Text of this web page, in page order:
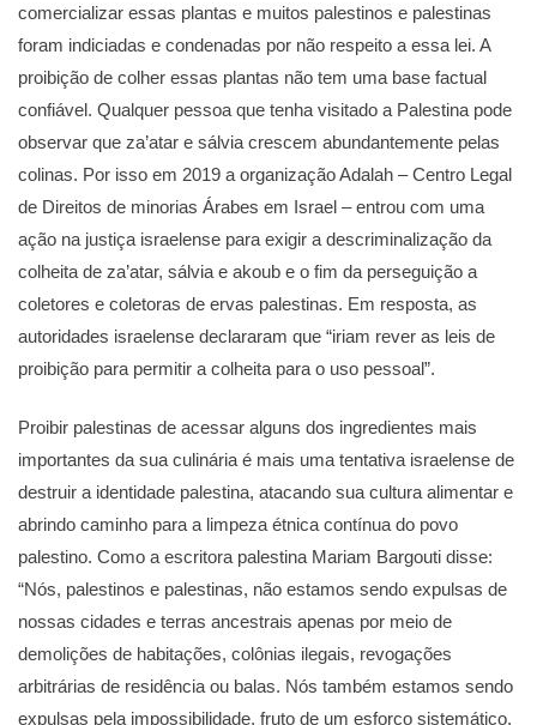
comercializar essas plantas e muitos palestinos e palestinas
foram indiciadas e condenadas por não respeito a essa lei. A
proibição de colher essas plantas não tem uma base factual
confiável. Qualquer pessoa que tenha visitado a Palestina pode
observar que za’atar e sálvia crescem abundantemente pelas
colinas. Por isso em 2019 a organização Adalah – Centro Legal
de Direitos de minorias Árabes em Israel – entrou com uma
ação na justiça israelense para exigir a descriminalização da
colheita de za’atar, sálvia e akoub e o fim da perseguição a
coletores e coletoras de ervas palestinas. Em resposta, as
autoridades israelense declararam que “iriam rever as leis de
proibição para permitir a colheita para o uso pessoal”.
Proibir palestinas de acessar alguns dos ingredientes mais
importantes da sua culinária é mais uma tentativa israelense de
destruir a identidade palestina, atacando sua cultura alimentar e
abrindo caminho para a limpeza étnica contínua do povo
palestino. Como a escritora palestina Mariam Bargouti disse:
“Nós, palestinos e palestinas, não estamos sendo expulsas de
nossas cidades e terras ancestrais apenas por meio de
demolições de habitações, colônias ilegais, revogações
arbitrárias de residência ou balas. Nós também estamos sendo
expulsas pela impossibilidade, fruto de um esforço sistemático,